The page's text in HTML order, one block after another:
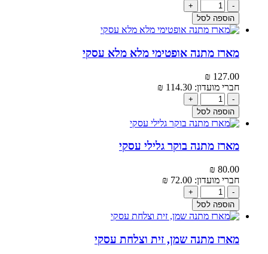
-
+
הוספה לסל
מארז מתנה אופטימי מלא מלא עסקי
₪ 127.00‬
חברי מועדון:
₪ 114.30‬
-
+
הוספה לסל
מארז מתנה בוקר גלילי עסקי
₪ 80.00‬
חברי מועדון:
₪ 72.00‬
-
+
הוספה לסל
מארז מתנה שמן, זית וצלחת עסקי